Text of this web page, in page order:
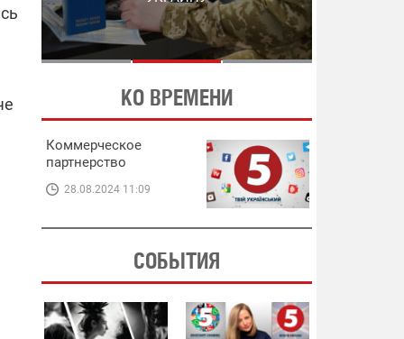
В ЭНЕРГЕТИКЕ
ЭНЕРГЕТИКЕ
КО ВРЕМЕНИ
Коммерческое
партнерство
28.08.2024 11:09
СОБЫТИЯ